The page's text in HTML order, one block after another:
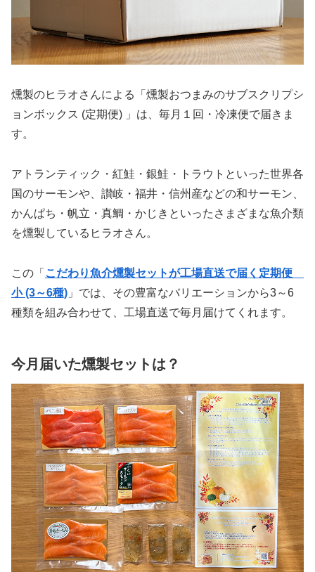
燻製のヒラオさんによる「燻製おつまみのサブスクリプシ
ョンボックス (定期便) 」は、毎月１回・冷凍便で届きま
す。
アトランティック・紅鮭・銀鮭・トラウトといった世界各
国のサーモンや、讃岐・福井・信州産などの和サーモン、
かんぱち・帆立・真鯛・かじきといったさまざまな魚介類
を燻製しているヒラオさん。
この「 こだわり魚介燻製セットが工場直送で届く定期便
小 (3～6種) 」では、その豊富なバリエーションから3～6
種類を組み合わせて、工場直送で毎月届けてくれます。
今月届いた燻製セットは？